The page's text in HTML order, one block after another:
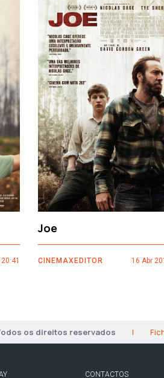
Joe
CINEMAXEDITOR 16 Abr
os direitos reservados |
CONTACTOS